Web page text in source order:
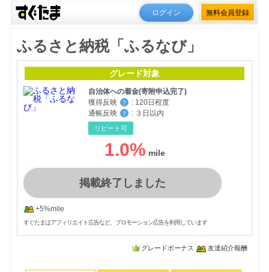
ログイン 無料会員登録
ふるさと納税「ふるなび」
グレード対象
自治体への着金(寄附申込完了)
獲得反映
？ : 120日程度
通帳反映
？ : ３日以内
リピート可
1.0%
掲載終了しました
+5%mile
すぐたまはアフィリエイト広告など、プロモーション広告を利用しています
グレードボーナス 友達紹介報酬